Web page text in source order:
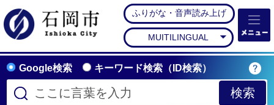
石岡市公式ホームペー
ふりがな・音声読み上げ
MUITILINGUAL
Google検索 キーワード検索（ID検索）